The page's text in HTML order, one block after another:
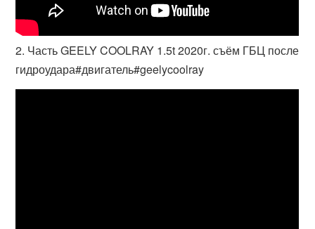
2. Часть GEELY COOLRAY 1.5t 2020г. съём ГБЦ после
гидроудара#двигатель#geelycoolray